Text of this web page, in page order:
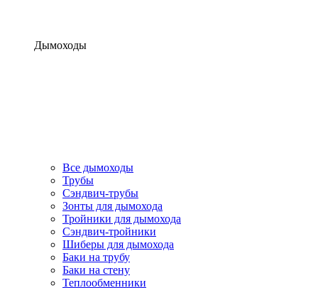
Дымоходы
Все дымоходы
Трубы
Сэндвич-трубы
Зонты для дымохода
Тройники для дымохода
Сэндвич-тройники
Шиберы для дымохода
Баки на трубу
Баки на стену
Теплообменники